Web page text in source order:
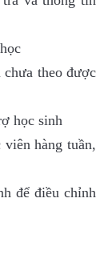
theo được
học sinh
hàng tuần,
để điều chỉnh